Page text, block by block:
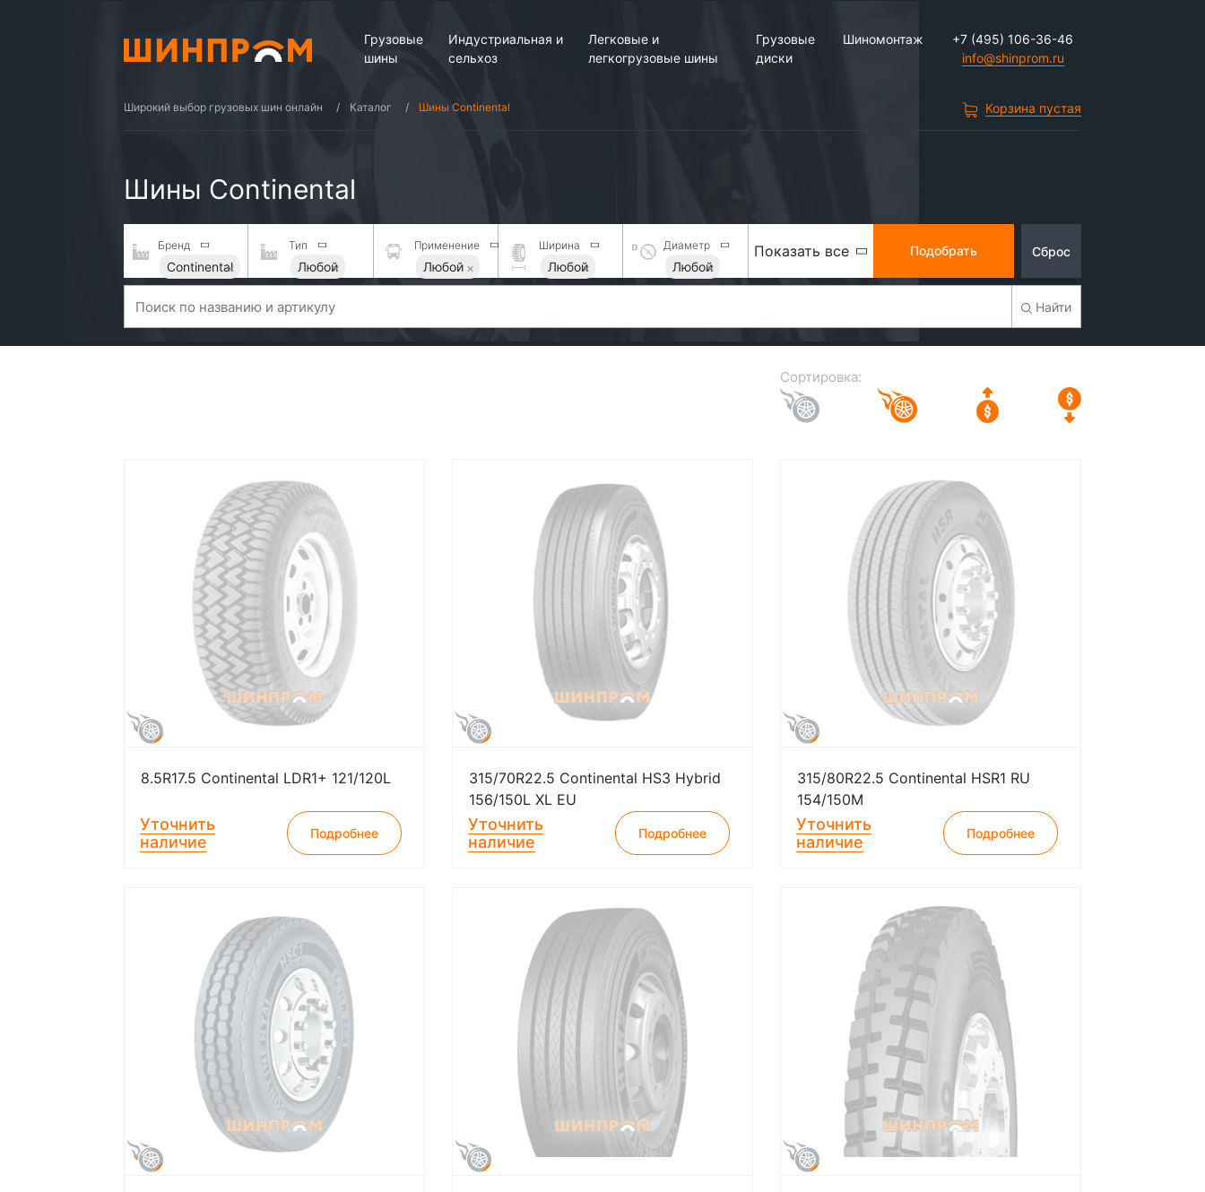
Грузовые
шины
Индустриальная и
сельхоз
Легковые и
легкогрузовые шины
Грузовые
диски
Шиномонтаж
+7 (495) 106-36-46
info@shinprom.ru
Широкий выбор грузовых шин онлайн Каталог Шины Continental Корзина пустая
Шины Continental
Бренд
Continental
Тип
Любой
Применение
Любой
Ширина
Любой
Диаметр
Любой
Показать все Подобрать Сброс
Найти
Сортировка:
8.5R17.5 Continental LDR1+ 121/120L
Уточнить
наличие
Подробнее
315/70R22.5 Continental HS3 Hybrid
156/150L XL EU
Уточнить
наличие
Подробнее
315/80R22.5 Continental HSR1 RU
154/150M
Уточнить
наличие
Подробнее